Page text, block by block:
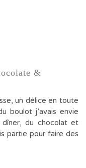
&
un délice en toute
boulot j’avais envie
du chocolat et
partie pour faire des